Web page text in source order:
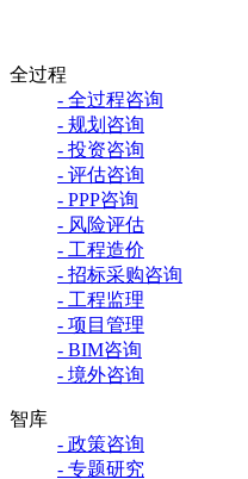
全过程
- 全过程咨询
- 规划咨询
- 投资咨询
- 评估咨询
- PPP咨询
- 风险评估
- 工程造价
- 招标采购咨询
- 工程监理
- 项目管理
- BIM咨询
- 境外咨询
智库
- 政策咨询
- 专题研究